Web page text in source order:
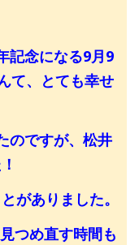
記念になる9月9
て、とても幸せ
のですが、松井
がありました。
つめ直す時間も